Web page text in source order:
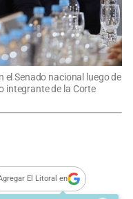
el Senado nacional luego de
integrante de la Corte
El Litoral en